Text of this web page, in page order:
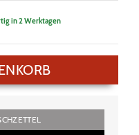
in 2 Werktagen